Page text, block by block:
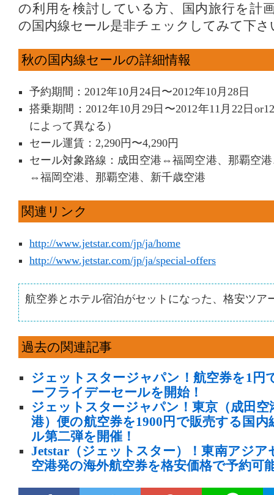
の利用を検討している方、国内旅行を計
の国内線セール是非チェックしてみて下さ
秋の国内線セールの詳細情報
予約期間：2012年10月24日〜2012年10月28日
搭乗期間：2012年10月29日〜2012年11月22日
によって異なる）
セール運賃：2,290円〜4,290円
セール対象路線：成田空港⇔福岡空港、那覇空
⇔福岡空港、那覇空港、新千歳空港
関連リンク
http://www.jetstar.com/jp/ja/home
http://www.jetstar.com/jp/ja/special-offers
航空券とホテル宿泊がセットになった、格安ツア
過去の関連記事
ジェットスタージャパン！航空券を1円
ーフライデーセールを開始！
ジェットスタージャパン！東京（成田空
港）便の航空券を1900円で販売する国内
ル第二弾を開催！
Jetstar（ジェットスター）！東南アジア
空港発の海外航空券を格安価格で予約可